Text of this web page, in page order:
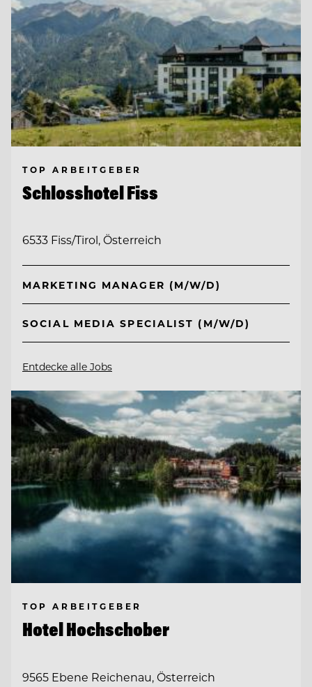
TOP ARBEITGEBER
Schlosshotel Fiss
6533 Fiss/Tirol, Österreich
MARKETING MANAGER (M/W/D)
SOCIAL MEDIA SPECIALIST (M/W/D)
Entdecke alle Jobs
TOP ARBEITGEBER
Hotel Hochschober
9565 Ebene Reichenau, Österreich